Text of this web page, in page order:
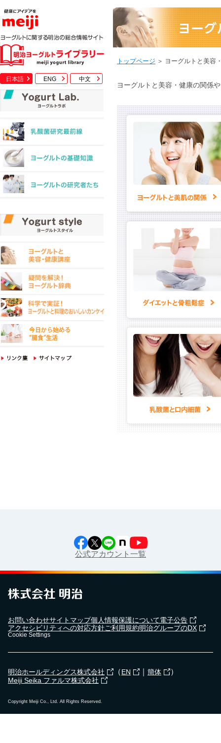
日本語 ENG 中文
トップページ ＞ ヨーグルトと美容
ヨーグルトと美容・健康の関係
公式アカウント一覧
お問い合わせサイトマップ個人情報保護について電子公告
アクセシビリティへの対応方針ご利用規約明治グループのDX
Cookie Settings
明治ホールディングス株式会社 （EN 簡体 ）
Meiji Seika ファルマ株式会社
Copyright Meiji Co., Ltd. All Rights Reserved.